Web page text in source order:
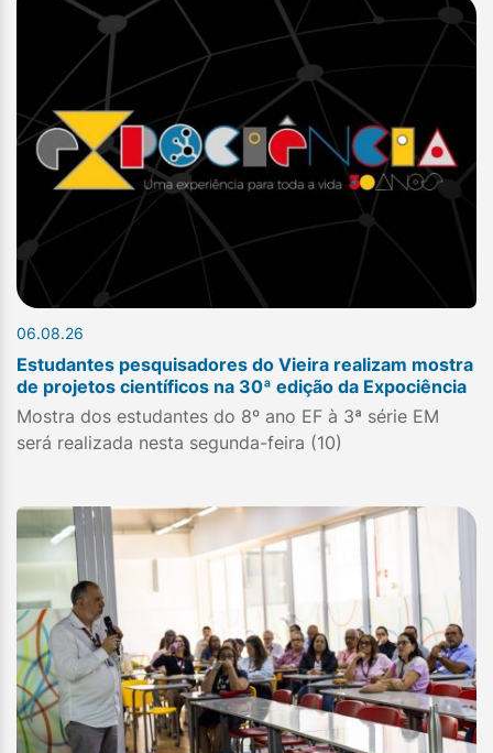
06.08.26
Estudantes pesquisadores do Vieira realizam mostra
de projetos científicos na 30ª edição da Expociência
Mostra dos estudantes do 8º ano EF à 3ª série EM
será realizada nesta segunda-feira (10)